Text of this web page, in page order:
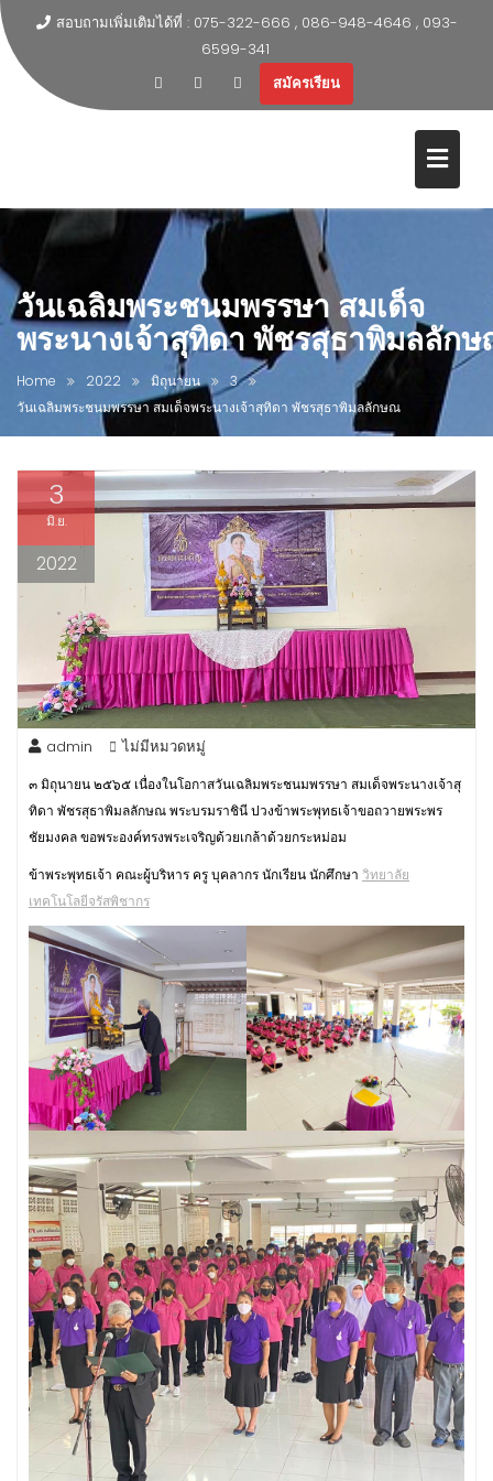
สอบถามเพิ่มเติมได้ที่ : 075-322-666 , 086-948-4646 , 093-
6599-341
สมัครเรียน
วันเฉลิมพระชนมพรรษา สมเด็จ
พระนางเจ้าสุทิดา พัชรสุธาพิมลลัก
Home 2022 มิถุนายน
3
วันเฉลิมพระชนมพรรษา สมเด็จพระนางเจ้าสุทิดา พัชรสุธาพิมลลักษณ
3
มิ.ย.
2022
admin ไม่มีหมวดหมู่
๓ มิถุนายน ๒๕๖๕ เนื่องในโอกาสวันเฉลิมพระชนมพรรษา สมเด็จพระนางเจ้าสุ
ทิดา พัชรสุธาพิมลลักษณ พระบรมราชินี ปวงข้าพระพุทธเจ้าขอถวายพระพร
ชัยมงคล ขอพระองค์ทรงพระเจริญด้วยเกล้าด้วยกระหม่อม
ข้าพระพุทธเจ้า คณะผู้บริหาร ครู บุคลากร นักเรียน นักศึกษา วิทยาลัย
เทคโนโลยีจรัสพิชากร